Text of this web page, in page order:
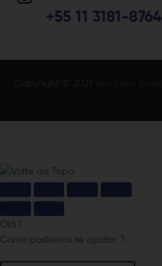
+55 11 3181-8764
Olá !
Como podemos te ajudar ?